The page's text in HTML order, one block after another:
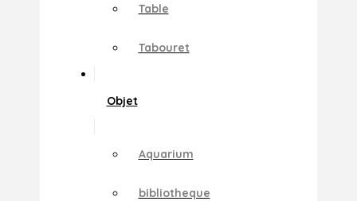
Table
Tabouret
Objet
Aquarium
bibliotheque